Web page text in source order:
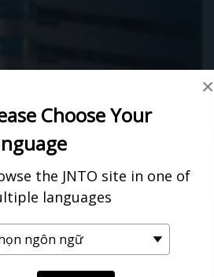
Choose Your
the JNTO site in one of
languages
×
Tây hội ngộ